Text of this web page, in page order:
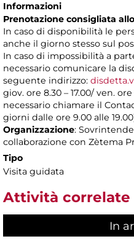
Informazioni
Prenotazione consigliata
In caso di disponibilità le
anche il giorno stesso sul
In caso di impossibilità a
necessario comunicare la
seguente indirizzo:
giov. ore 8.30 – 17.00/ ven.
necessario chiamare il
giorni dalle ore 9.00 alle
Organizzazione:
collaborazione con Zètema
Tipo
Visita guidata
Attività correlate
In